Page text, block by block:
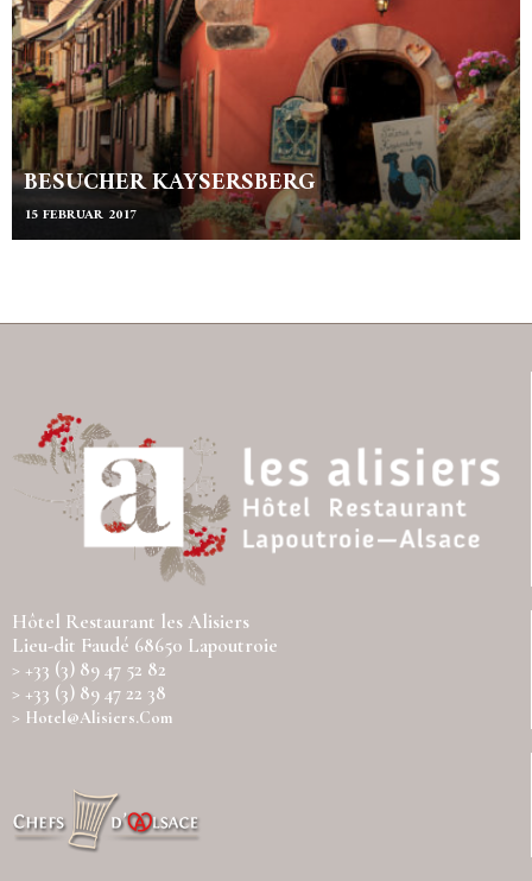
BESUCHER KAYSERSBERG
15 FEBRUAR 2017
Hôtel Restaurant les Alisiers
Lieu-dit Faudé 68650 Lapoutroie
> +33 (3) 89 47 52 82
> +33 (3) 89 47 22 38
> Hotel@alisiers.com